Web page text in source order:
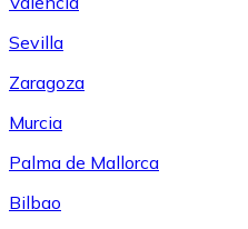
Sevilla
Zaragoza
Murcia
Palma de Mallorca
Bilbao